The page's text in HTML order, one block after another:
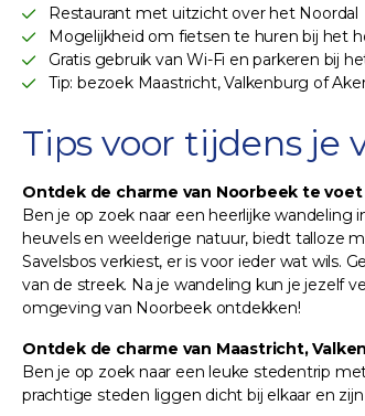
Restaurant met uitzicht over het Noordal
Mogelijkheid om fietsen te huren bij het
Gratis gebruik van Wi-Fi en parkeren bij
Tip: bezoek Maastricht, Valkenburg of
Tips voor tijdens je
Ontdek de charme van Noorbeek te voet
Ben je op zoek naar een heerlijke
heuvels en weelderige natuur, biedt talloze
Savelsbos verkiest, er is voor ieder wat
van de streek. Na je wandeling kun je jezelf
omgeving van Noorbeek ontdekken!
Ontdek de charme van Maastricht,
Ben je op zoek naar een leuke stedentrip
prachtige steden liggen dicht bij elkaar en